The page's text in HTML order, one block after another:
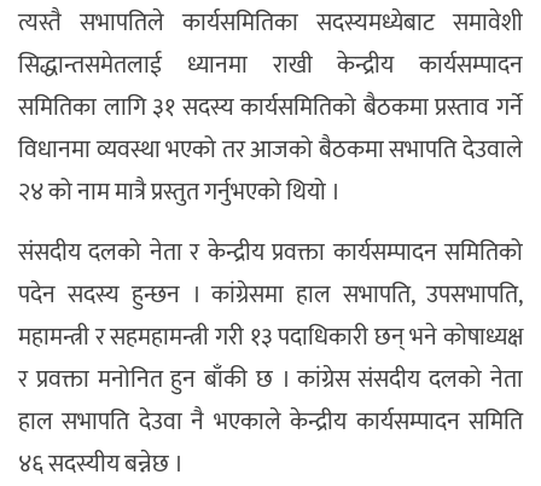
त्यस्तै सभापतिले कार्यसमितिका सदस्यमध्येबाट समावेशी
सिद्धान्तसमेतलाई ध्यानमा राखी केन्द्रीय कार्यसम्पादन
समितिका लागि ३१ सदस्य कार्यसमितिको बैठकमा प्रस्ताव गर्ने
विधानमा व्यवस्था भएको तर आजको बैठकमा सभापति देउवाले
२४ को नाम मात्रै प्रस्तुत गर्नुभएको थियो ।
संसदीय दलको नेता र केन्द्रीय प्रवक्ता कार्यसम्पादन समितिको
पदेन सदस्य हुन्छन । कांग्रेसमा हाल सभापति, उपसभापति,
महामन्त्री र सहमहामन्त्री गरी १३ पदाधिकारी छन् भने कोषाध्यक्ष
र प्रवक्ता मनोनित हुन बाँकी छ । कांग्रेस संसदीय दलको नेता
हाल सभापति देउवा नै भएकाले केन्द्रीय कार्यसम्पादन समिति
४६ सदस्यीय बन्नेछ ।